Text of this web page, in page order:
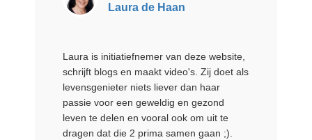
Laura de Haan
Laura is initiatiefnemer van deze website,
schrijft blogs en maakt video's. Zij doet als
levensgenieter niets liever dan haar
passie voor een geweldig en gezond
leven te delen en vooral ook om uit te
dragen dat die 2 prima samen gaan ;).